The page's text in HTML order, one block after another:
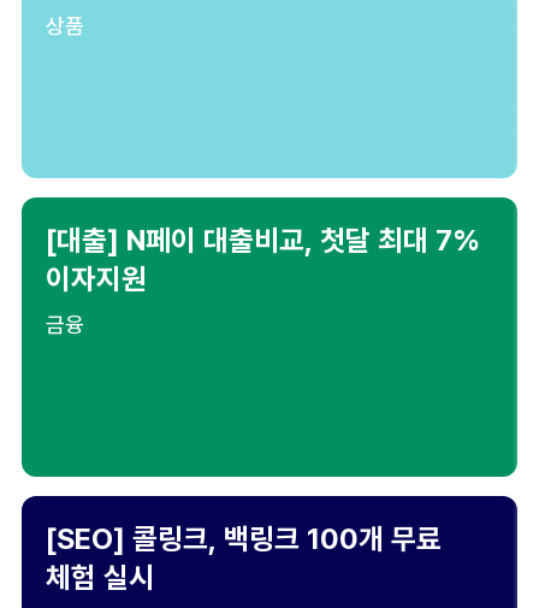
상품
[대출] N페이 대출비교, 첫달 최대 7%
이자지원
금융
[SEO] 콜링크, 백링크 100개 무료
체험 실시